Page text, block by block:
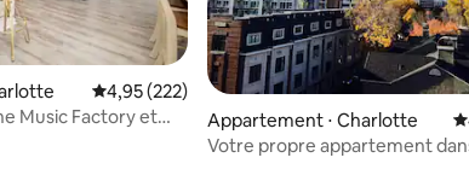
546 commentaires : 4,85 sur 5
Évaluation moyenne sur la base de 222
4,95 (222)
Music Factory et
Appartement ⋅ Charlotte
Votre propre appartement